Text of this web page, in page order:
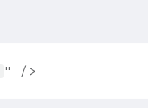
" />